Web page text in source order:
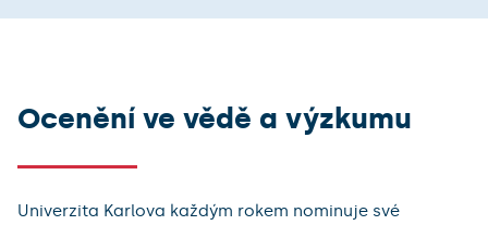
Ocenění ve vědě a výzkumu
Univerzita Karlova každým rokem nominuje své